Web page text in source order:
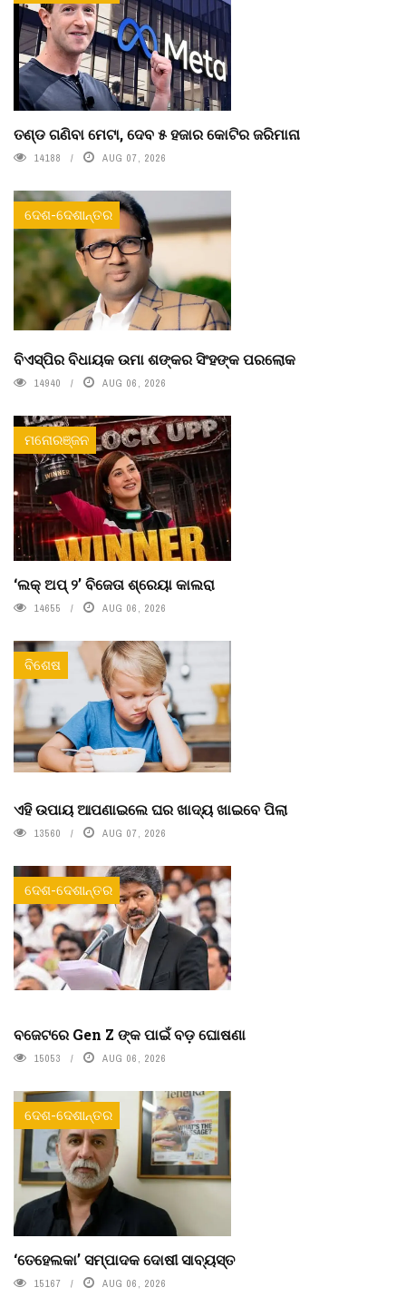
ତଣ୍ଡ ଗଣିବା ମେଟା, ଦେବ ୫ ହଜାର କୋଟିର ଜରିମାନା
14188 AUG 07, 2026
ଦେଶ-ଦେଶାନ୍ତର
ବିଏସ୍‌ପିର ବିଧାୟକ ଉମା ଶଙ୍କର ସିଂହଙ୍କ ପରଲୋକ
14940 AUG 06, 2026
ମନୋରଞ୍ଜନ
‘ଲକ୍ ଅପ୍ ୨’ ବିଜେତା ଶ୍ରେୟା କାଲରା
14655 AUG 06, 2026
ବିଶେଷ
ଏହି ଉପାୟ ଆପଣାଇଲେ ଘର ଖାଦ୍ୟ ଖାଇବେ ପିଲା
13560 AUG 07, 2026
ଦେଶ-ଦେଶାନ୍ତର
ବଜେଟରେ Gen Z ଙ୍କ ପାଇଁ ବଡ଼ ଘୋଷଣା
15053 AUG 06, 2026
ଦେଶ-ଦେଶାନ୍ତର
‘ତେହେଲକା’ ସମ୍ପାଦକ ଦୋଷୀ ସାବ୍ୟସ୍ତ
15167 AUG 06, 2026